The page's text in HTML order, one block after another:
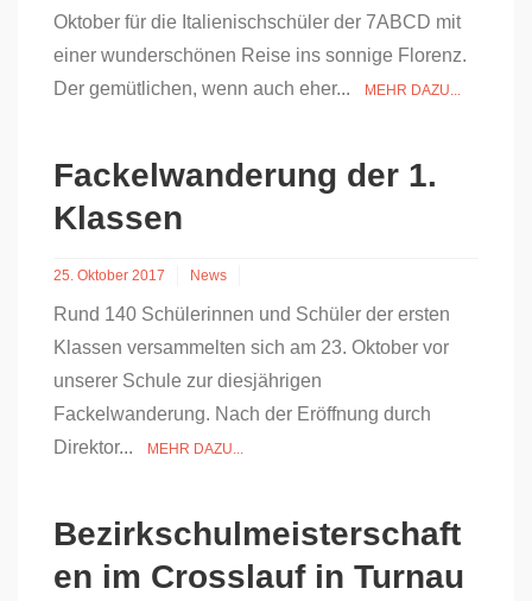
Oktober für die Italienischschüler der 7ABCD mit
einer wunderschönen Reise ins sonnige Florenz.
Der gemütlichen, wenn auch eher...
MEHR DAZU...
Fackelwanderung der 1.
Klassen
25. Oktober 2017 News
Rund 140 Schülerinnen und Schüler der ersten
Klassen versammelten sich am 23. Oktober vor
unserer Schule zur diesjährigen
Fackelwanderung. Nach der Eröffnung durch
Direktor...
MEHR DAZU...
Bezirkschulmeisterschaft
en im Crosslauf in Turnau